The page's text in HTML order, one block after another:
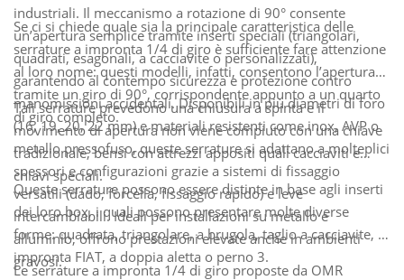
industriali. Il meccanismo a rotazione di 90° consente
un’apertura semplice tramite inserti speciali (triangolari,
quadrati, esagonali, a cacciavite o personalizzati),
garantendo al contempo sicurezza e protezione contro
manomissioni accidentali. Disponibili in più diametri di foro
(16, 19, 20, 22 mm) e materiali resistenti come inox, AVP o
metallo pressofuso, queste serrature si adattano a molteplici
spessori e configurazioni grazie a sistemi di fissaggio
versatili (dado, forcella, fissaggio rapido) e leve
intercambiabili. Ideali per installazioni su metallo e
alluminio, offrono prestazioni elevate anche in ambienti
gravosi.
Se ci si chiede quale sia la principale caratteristica delle
serrature a impronta 1/4 di giro è sufficiente fare attenzione
al loro nome: questi modelli, infatti, consentono l’apertura
tramite un giro di 90°, corrispondente appunto a un quarto
di giro completo.
Tali serrature prevedono una chiusura a spinta e il
movimento di apertura non viene compiuto con una chiave
tradizionale, bensì con attrezzi appositi quali cacciaviti e
chiavi speciali.
Queste serrature possono essere distinte in base agli inserti
dei loro box, i quali possono presentare molte diverse
forme: quadrata, triangolare, a brugola, taglio a cacciavite, a
impronta FIAT, a doppia aletta o perno 3.
Le serrature a impronta 1/4 di giro proposte da OMR